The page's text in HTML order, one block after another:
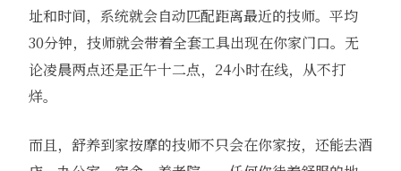
址和时间，系统就会自动匹配距离最近的技师。平均
30分钟，技师就会带着全套工具出现在你家门口。无
论凌晨两点还是正午十二点，24小时在线，从不打
烊。
而且，舒养到家按摩的技师不只会在你家按，还能去酒